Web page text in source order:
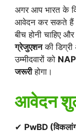
अगर आप भारत के
आवेदन कर सकते
बीच होनी चाहिए और
ग्रेजुएशनकी
उम्मीदवारों को
जरूरीहोगा।
आवेदन
✔ PwBD